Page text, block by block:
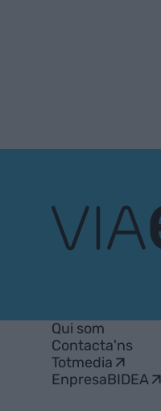
Qui som
Contacta'ns
Totmedia
EnpresaBIDEA